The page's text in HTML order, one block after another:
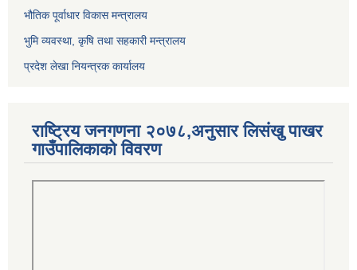
भौतिक पूर्वाधार विकास मन्त्रालय
भुमि व्यवस्था, कृषि तथा सहकारी मन्त्रालय
प्रदेश लेखा नियन्त्रक कार्यालय
राष्ट्रिय जनगणना २०७८,अनुसार लिसंखु पाखर
गाउँपालिकाको विवरण